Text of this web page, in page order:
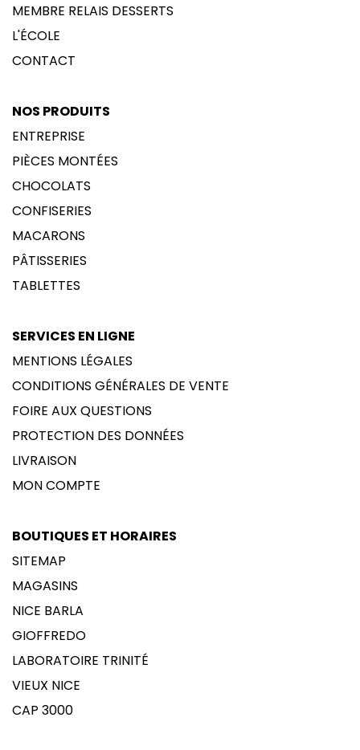
MEMBRE RELAIS DESSERTS
L'ÉCOLE
CONTACT
NOS PRODUITS
ENTREPRISE
PIÈCES MONTÉES
CHOCOLATS
CONFISERIES
MACARONS
PÂTISSERIES
TABLETTES
SERVICES EN LIGNE
MENTIONS LÉGALES
CONDITIONS GÉNÉRALES DE VENTE
FOIRE AUX QUESTIONS
PROTECTION DES DONNÉES
LIVRAISON
MON COMPTE
BOUTIQUES ET HORAIRES
SITEMAP
MAGASINS
NICE BARLA
GIOFFREDO
LABORATOIRE TRINITÉ
VIEUX NICE
CAP 3000